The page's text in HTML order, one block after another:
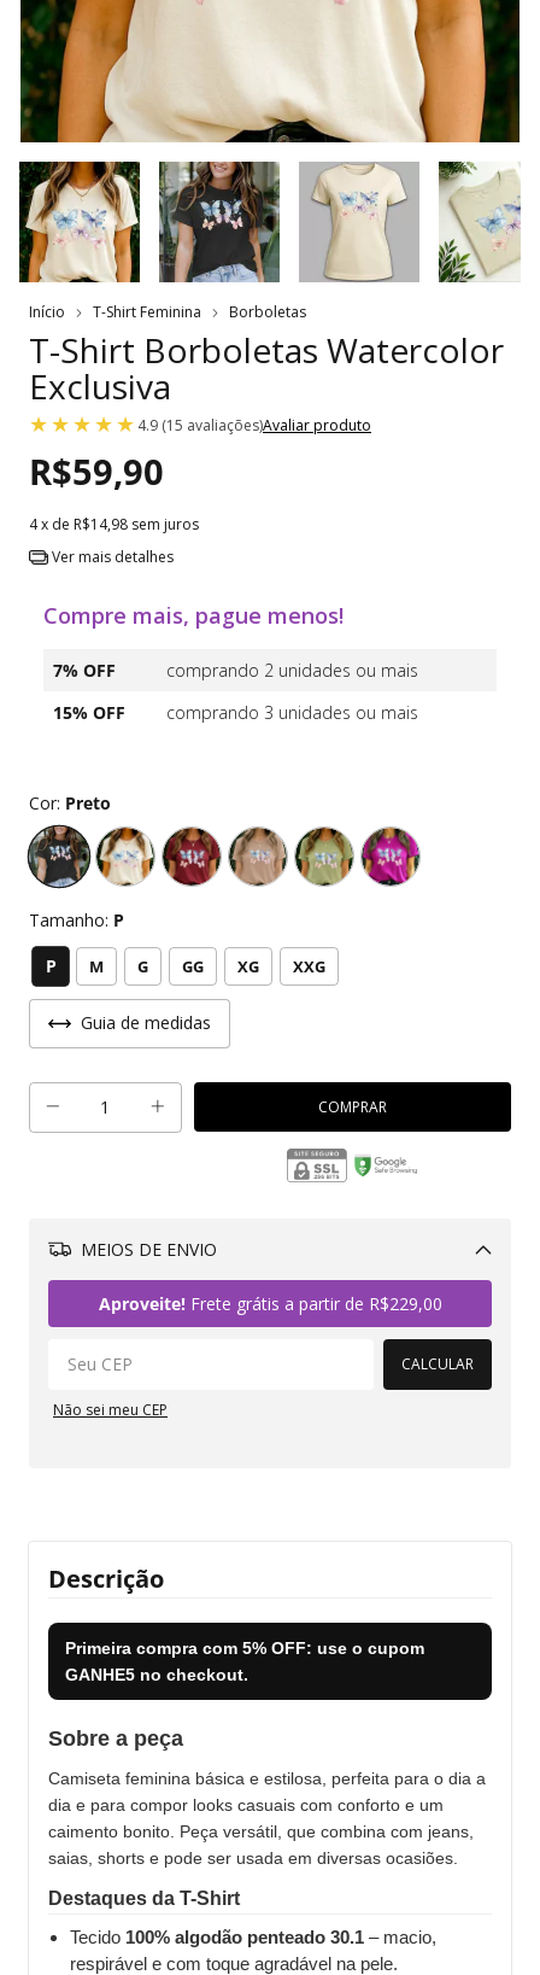
Início T-Shirt Feminina Borboletas
T-Shirt Borboletas Watercolor
Exclusiva
4.9 (15 avaliações)Avaliar produto
R$59,90
4x de R$14,98 sem juros
Ver mais detalhes
Compre mais, pague menos!
7% OFF
comprando 2 unidades ou mais
15% OFF
comprando 3 unidades ou mais
Cor: Preto
Tamanho: P
P M G GG XG XXG
Guia de medidas
MEIOS DE ENVIO
Aproveite!Frete grátis a partir de R$229,00
CALCULAR
Não sei meu CEP
Descrição
Primeira compra com 5% OFF: use o cupom
GANHE5 no checkout.
Sobre a peça
Camiseta feminina básica e estilosa, perfeita para o dia a
dia e para compor looks casuais com conforto e um
caimento bonito. Peça versátil, que combina com jeans,
saias, shorts e pode ser usada em diversas ocasiões.
Destaques da T-Shirt
Tecido 100% algodão penteado 30.1 – macio,
respirável e com toque agradável na pele.